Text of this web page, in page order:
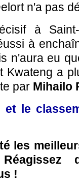
n'a pas
à
à
n'aura eu
Kwateng a
par Mihailo
et le
les
!